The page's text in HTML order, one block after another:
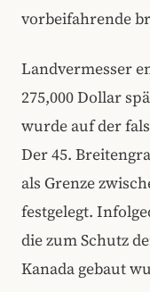
vorbeifahrende
Landvermesser
275,000 Dollar
wurde auf der
Der 45.
als Grenze
festgelegt.
die zum Schutz
Kanada gebaut